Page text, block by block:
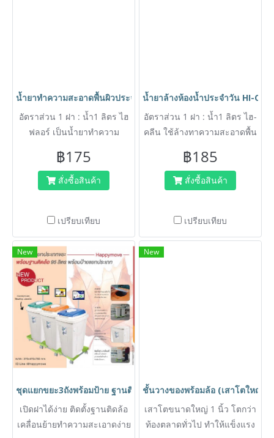
น้ำยาทำความสะอาดพื้นผิวประจำวัน HI-Floor ไฮ ฟลอร์ ขนาด 3.8
อัตราส่วน 1 ฝา : น้ำ1 ลิตร ไฮ
ฟลอร์ เป็นน้ำยาทำความ
ปาร์เก้ กระเบื้องโมเสท
กระเบื้องยาง หินอ่อน หินขัด ให้
กลิ่นหอมสะอาด ช่วยให้พื้น
฿175
สั่งซื้อสินค้า
เปรียบเทียบ
น้ำยาล้างห้องน้ำประจำวัน HI-
อัตราส่วน 1 ฝา : น้ำ1 ลิตร ไฮ-
คลีน ใช้ล้างทาความสะอาดพื้น
ประจาวัน สูตรอ่อนโยน กลิ่น
หอมสดชื่น ใช้ได้กับทุกพื้นผิว
฿185
สั่งซื้อสินค้า
เปรียบเทียบ
New
ชุดแยกขยะ3ถังพร้อมป้าย ฐานติดล้อเคลื่อนย้ายได้ง่าย ถังขยะ ฐานวา
เปิดฝาได้ง่าย ติดตั้งฐานติดล้อ
เคลื่อนย้ายทำความสะเอาดง่าย
New
ชั้นวางของพร้อมล้อ (เสาโตใหญ่1
เสาโตขนาดใหญ่ 1 นิ้ว โตกว่า
ท้องตลาดทั่วไป ทำให้แข็งแรง